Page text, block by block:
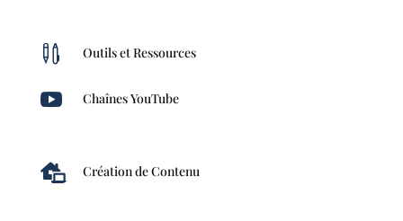
 Outils et Ressources
 Chaînes YouTube
 Création de Contenu